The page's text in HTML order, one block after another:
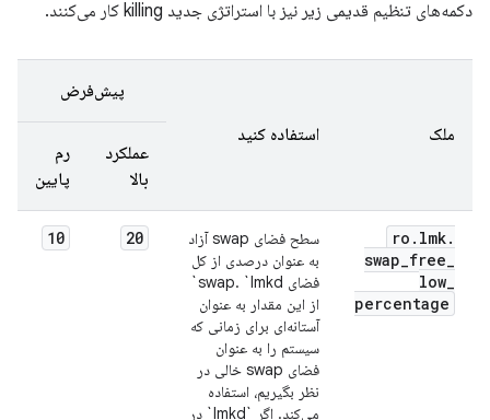
دکمه‌های تنظیم قدیمی زیر نیز با استراتژی جدید killing کار می‌کنند.
ملک استفاده کنید
پیش‌فرض
عملکرد
بالا
رم
پایین
ro . lmk.
swap_free_
low_
percentage
سطح فضای swap آزاد
به عنوان درصدی از کل
فضای swap. `lmkd`
از این مقدار به عنوان
آستانه‌ای برای زمانی که
سیستم را به عنوان
فضای swap خالی در
نظر بگیریم، استفاده
می‌کند. اگر `lmkd` در
20
10